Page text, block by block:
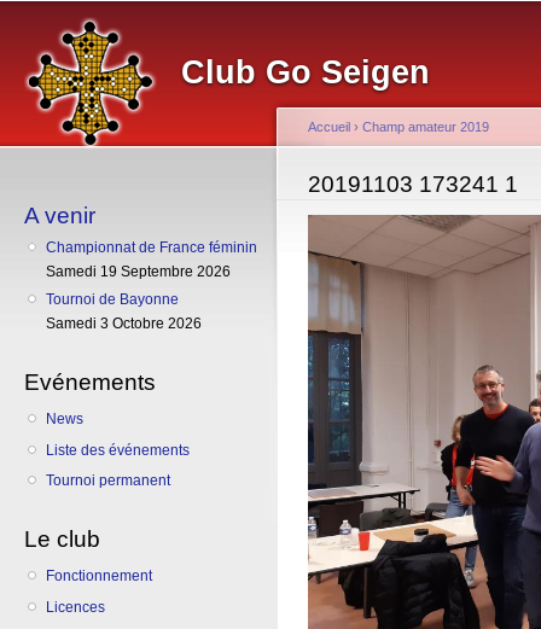
Club Go Seigen
A venir
Championnat de France féminin
Samedi 19 Septembre 2026
Tournoi de Bayonne
Samedi 3 Octobre 2026
Evénements
News
Liste des événements
Tournoi permanent
Le club
Fonctionnement
Licences
Vous êtes ici
Accueil › Champ amateur 2019
20191103 173241 1